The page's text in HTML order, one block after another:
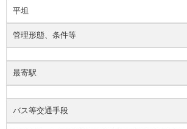
平坦
管理形態、条件等
最寄駅
バス等交通手段